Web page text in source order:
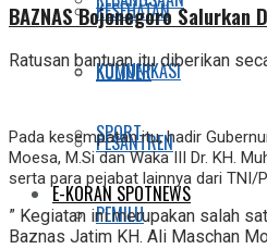
KESEHATAN
KULINER
SPORT
E-KORAN SPOTNEWS
KOMUNIKASI
PESANTREN
PEMILU
BAZNAS Bojonegoro Salurkan
Ratusan bantuan itu diberikan
Pada kesempatan itu, hadir
Moesa, M.Si dan Waka III Dr. KH.
serta para pejabat lainnya dari TNI/
” Kegiatan ini merupakan salah
Baznas Jatim KH. Ali Maschan